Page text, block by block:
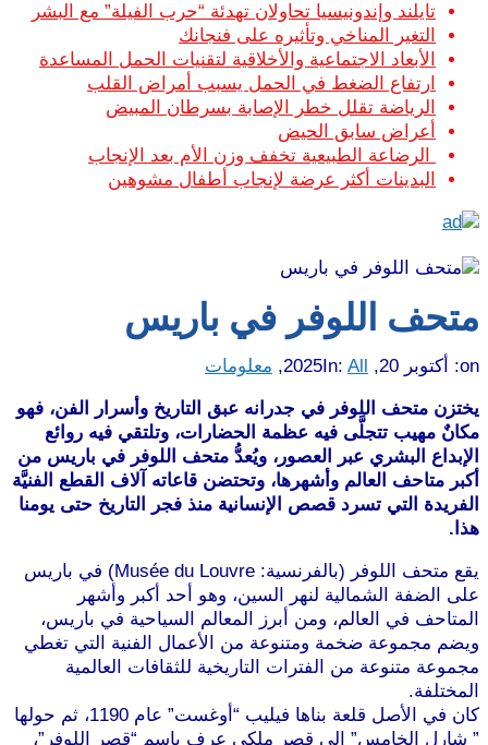
تايلند وإندونيسيا تحاولان تهدئة “حرب الفيلة” مع البشر
التغير المناخي وتأثيره على فنجانك
الأبعاد الاجتماعية والأخلاقية لتقنيات الحمل المساعدة
ارتفاع الضغط في الحمل يسبب أمراض القلب
الرياضة تقلل خطر الإصابة بسرطان المبيض
أعراض سابق الحيض
الرضاعة الطبيعية تخفف وزن الأم بعد الإنجاب
البدينات أكثر عرضة لإنجاب أطفال مشوهين
متحف اللوفر في باريس
on: أكتوبر 20, 2025 In: All
, معلومات
يختزن متحف اللوفر في جدرانه عبق التاريخ وأسرار الفن، فهو
مكانٌ مهيب تتجلَّى فيه عظمة الحضارات، وتلتقي فيه روائع
الإبداع البشري عبر العصور، ويُعدُّ متحف اللوفر في باريس من
أكبر متاحف العالم وأشهرها، وتحتضن قاعاته آلاف القطع الفنيَّة
الفريدة التي تسرد قصص الإنسانية منذ فجر التاريخ حتى يومنا
هذا.
يقع متحف اللوفر (بالفرنسية: Musée du Louvre) في باريس
على الضفة الشمالية لنهر السين، وهو أحد أكبر وأشهر
المتاحف في العالم، ومن أبرز المعالم السياحية في باريس،
ويضم مجموعة ضخمة ومتنوعة من الأعمال الفنية التي تغطي
مجموعة متنوعة من الفترات التاريخية للثقافات العالمية
المختلفة.
كان في الأصل قلعة بناها فيليب “أوغست” عام 1190، ثم حولها
” شارل الخامس” إلى قصر ملكي عرف باسم “قصر اللوفر”،